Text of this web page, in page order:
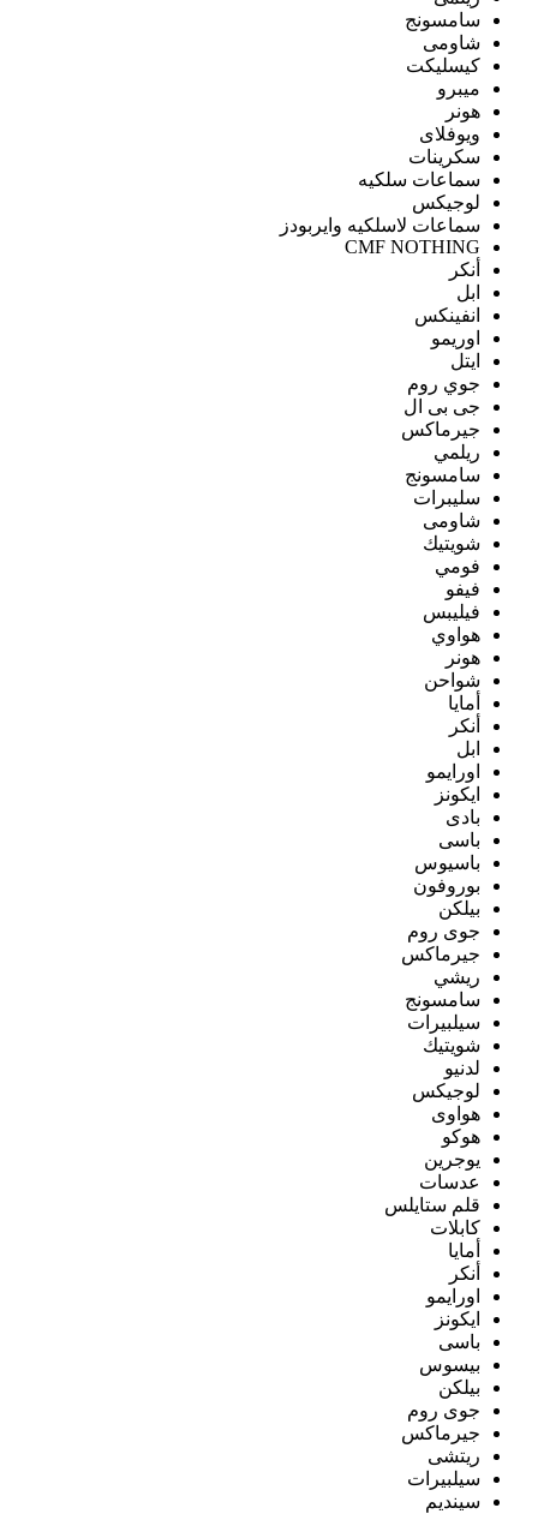
سامسونج
شاومى
كيسليكت
ميبرو
هونر
ويوفلاى
سكرينات
سماعات سلكيه
لوجيكس
سماعات لاسلكيه وايربودز
CMF NOTHING
أنكر
ابل
انفينكس
اوريمو
ايتل
جوي روم
جى بى ال
جيرماكس
ريلمي
سامسونج
سليبرات
شاومى
شويتيك
فومي
فيفو
فيليبس
هواوي
هونر
شواحن
أمايا
أنكر
ابل
اورايمو
ايكونز
بادى
باسى
باسيوس
بوروفون
بيلكن
جوى روم
جيرماكس
ريشي
سامسونج
سيلبيرات
شويتيك
لدنيو
لوجيكس
هواوى
هوكو
يوجرين
عدسات
قلم ستايلس
كابلات
أمايا
أنكر
اورايمو
ايكونز
باسى
بيسوس
بيلكن
جوى روم
جيرماكس
ريتشى
سيلبيرات
سينديم